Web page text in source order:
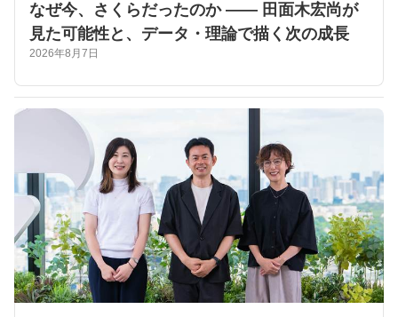
なぜ今、さくらだったのか —— 田面木宏尚が
見た可能性と、データ・理論で描く次の成長
2026年8月7日